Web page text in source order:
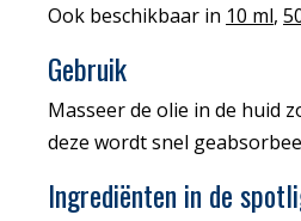
Ook beschikbaar in 10 ml,
Gebruik
Masseer de olie in de huid
deze wordt snel
Ingrediënten in de